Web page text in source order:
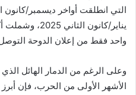
واحد فقط من إعلان الدوحة
وعلى الرغم من الدمار الهائل
الأشهر الأولى من الحرب، فإن